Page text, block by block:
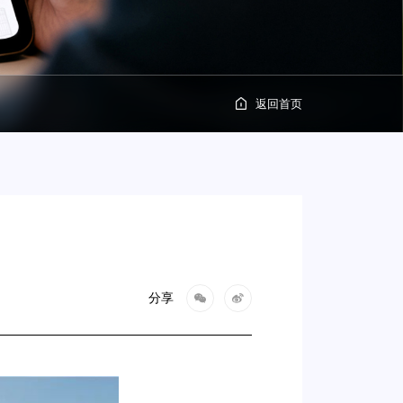
返回首页
分享